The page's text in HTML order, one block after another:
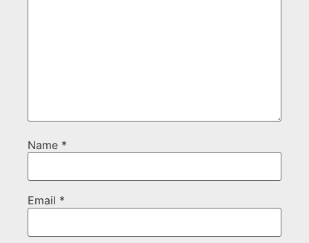
Name *
Email *